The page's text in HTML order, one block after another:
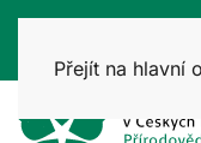
Přejít na hlavní